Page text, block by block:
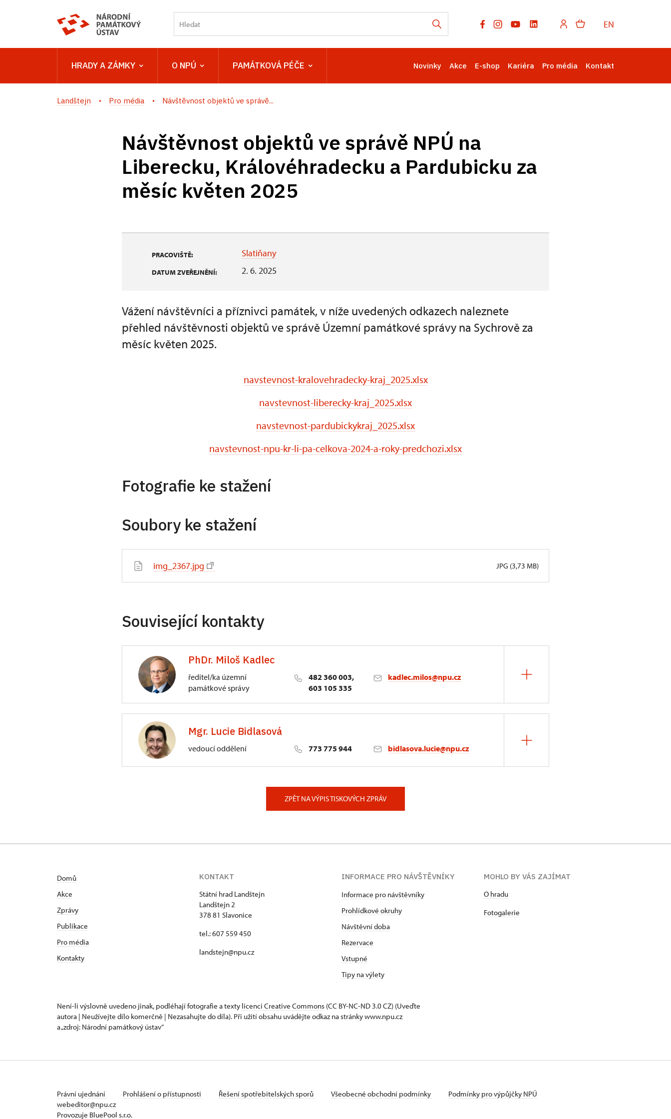
EN
HRADY A ZÁMKY O NPÚ PAMÁTKOVÁ PÉČE Novinky Akce E-shop Kariéra Pro média Kontakt
Landštejn Pro média Návštěvnost objektů ve správě...
Návštěvnost objektů ve správě NPÚ na
Liberecku, Královéhradecku a Pardubicku za
měsíc květen 2025
PRACOVIŠTĚ: Slatiňany
DATUM ZVEŘEJNĚNÍ: 2. 6. 2025
Vážení návštěvníci a příznivci památek, v níže uvedených odkazech naleznete
přehled návštěvnosti objektů ve správě Územní památkové správy na Sychrově za
měsíc květen 2025.
navstevnost-kralovehradecky-kraj_2025.xlsx
navstevnost-liberecky-kraj_2025.xlsx
navstevnost-pardubickykraj_2025.xlsx
navstevnost-npu-kr-li-pa-celkova-2024-a-roky-predchozi.xlsx
Fotografie ke stažení
Soubory ke stažení
img_2367.jpg JPG (3,73 MB)
Související kontakty
PhDr. Miloš Kadlec
ředitel/ka územní
památkové správy
482 360 003,
603 105 335
kadlec.milos@npu.cz
3/, Sychrov 3Mgr. Lucie Bidlasová
vedoucí oddělení 773 775 944 bidlasova.lucie@npu.cz
ZPĚT NA VÝPIS TISKOVÝCH ZPRÁV
Domů
Akce
Zprávy
Publikace
Pro média
Kontakty
KONTAKT
Státní hrad Landštejn
Landštejn 2
378 81 Slavonice
tel.: 607 559 450
landstejn@npu.cz
INFORMACE PRO NÁVŠTĚVNÍKY
Informace pro návštěvníky
Prohlídkové okruhy
Návštěvní doba
Rezervace
Vstupné
Tipy na výlety
MOHLO BY VÁS ZAJÍMAT
O hradu
Fotogalerie
Není-li výslovně uvedeno jinak, podléhají fotografie a texty licenci Creative Commons (CC BY-NC-ND 3.0 CZ) (Uveďte
autora | Neužívejte dílo komerčně | Nezasahujte do díla). Při užití obsahu uvádějte odkaz na stránky www.npu.cz
a „zdroj: Národní památkový ústav“
Právní ujednání Prohlášení o přístupnosti Řešení spotřebitelských sporů Všeobecné obchodní podmínky
Podmínky pro výpůjčky NPÚ
webeditor@npu.cz
Provozuje BluePool s.r.o.